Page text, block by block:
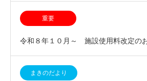
重要
令和８年１０月～ 施設使用料改定の
館集会室）
まきのだより